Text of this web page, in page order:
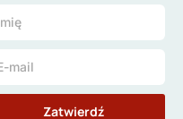
Zatwierdź